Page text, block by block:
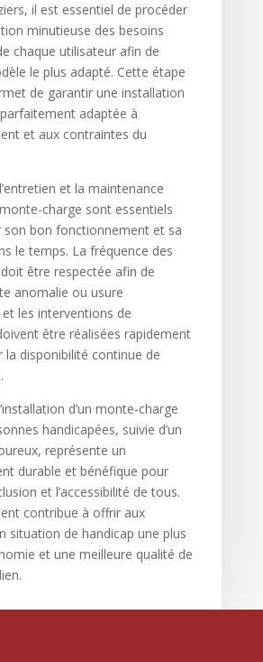
il est essentiel de procéder
minutieuse des besoins
chaque utilisateur afin de
le plus adapté. Cette étape
de garantir une installation
adaptée à
et aux contraintes du
et la maintenance
charge sont essentiels
son bon fonctionnement et sa
le temps. La fréquence des
être respectée afin de
anomalie ou usure
les interventions de
être réalisées rapidement
la disponibilité continue de
d’un monte-charge
handicapées, suivie d’un
représente un
durable et bénéfique pour
et l’accessibilité de tous.
contribue à offrir aux
situation de handicap une plus
et une meilleure qualité de